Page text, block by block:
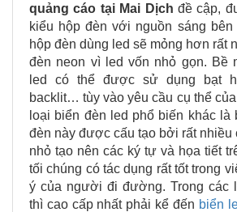
quảng cáo tại Mai Dịch đề cập,
kiểu hộp đèn với nguồn sáng
hộp đèn dùng led sẽ mỏng hơn rất
đèn neon vì led vốn nhỏ gọn. Bề
led có thể được sử dụng bạt
backlit… tùy vào yêu cầu cụ thể
loại biển đèn led phổ biến khác là
đèn này được cấu tạo bởi rất nhiều
nhỏ tạo nên các ký tự và họa tiết
tối chúng có tác dụng rất tốt trong
ý của người đi đường. Trong các
thì cao cấp nhất phải kể đến biển